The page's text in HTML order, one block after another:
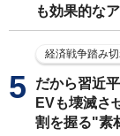
も効果的な
経済戦争踏み
だから習近
EVも壊滅さ
割を握る"素